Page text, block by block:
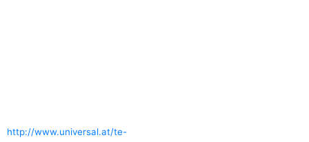
http://www.universal.at/te-